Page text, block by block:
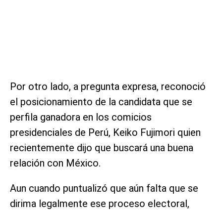
Por otro lado, a pregunta expresa, reconoció
el posicionamiento de la candidata que se
perfila ganadora en los comicios
presidenciales de Perú, Keiko Fujimori quien
recientemente dijo que buscará una buena
relación con México.
Aun cuando puntualizó que aún falta que se
dirima legalmente ese proceso electoral,